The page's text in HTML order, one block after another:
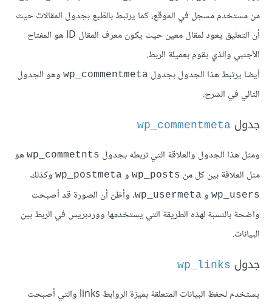
من مستخدم مسجل في الموقع، كما يرتبط بالطّبع بجدول المقالات حيث
أن التعليق يعود لمقال معين حيث يكون معرف المقال ID هو المفتاح
الأجنبي والذي يقوم بعميلة الربط.
أيضا يرتبط هذا الجدول بجدول wp_commentmeta وهو الجدول
التالي في الشرح.
جدول wp_commentmeta
ومثل هذا الجدول والعلاقة التي تربطه بجدول wp_commetnts هو
مثل العلاقة بين كل من wp_posts و wp_postmeta وكذلك
wp_users و wp_usermeta. وأظن أن الصورة قد أصبحت
واضحة بالنسبة لهذه الطريقة التي يستخدمها ووردبريس في الربط بين
البيانات.
جدول wp_links
يستخدم لحفظ البيانات المتعلقة بميزة الروابط links والتي أصبحت